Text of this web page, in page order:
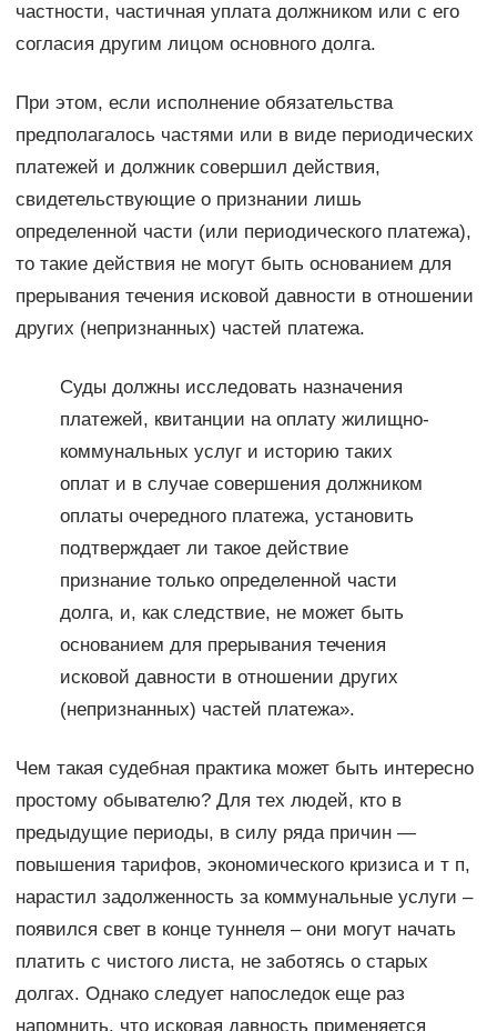
частности, частичная уплата должником или с его
согласия другим лицом основного долга.
При этом, если исполнение обязательства
предполагалось частями или в виде периодических
платежей и должник совершил действия,
свидетельствующие о признании лишь
определенной части (или периодического платежа),
то такие действия не могут быть основанием для
прерывания течения исковой давности в отношении
других (непризнанных) частей платежа.
Суды должны исследовать назначения
платежей, квитанции на оплату жилищно-
коммунальных услуг и историю таких
оплат и в случае совершения должником
оплаты очередного платежа, установить
подтверждает ли такое действие
признание только определенной части
долга, и, как следствие, не может быть
основанием для прерывания течения
исковой давности в отношении других
(непризнанных) частей платежа».
Чем такая судебная практика может быть интересно
простому обывателю? Для тех людей, кто в
предыдущие периоды, в силу ряда причин —
повышения тарифов, экономического кризиса и т п,
нарастил задолженность за коммунальные услуги –
появился свет в конце туннеля – они могут начать
платить с чистого листа, не заботясь о старых
долгах. Однако следует напоследок еще раз
напомнить, что исковая давность применяется